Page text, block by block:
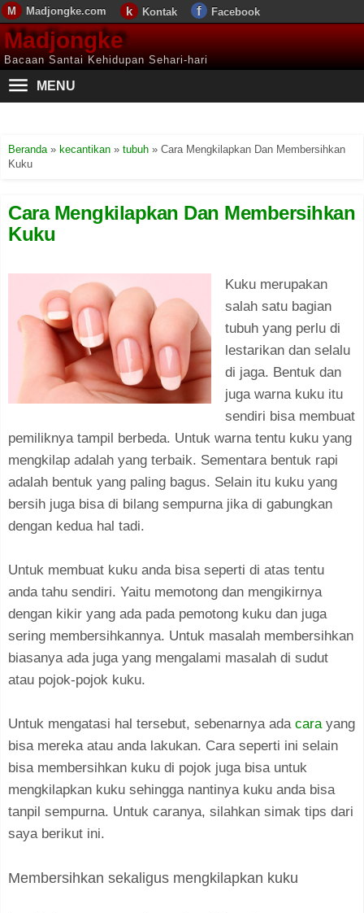
Madjongke.com Kontak Facebook
Madjongke
Bacaan Santai Kehidupan Sehari-hari
MENU
Beranda» kecantikan » tubuh » Cara Mengkilapkan Dan Membersihkan
Kuku
Cara Mengkilapkan Dan Membersihkan
Kuku
Kuku merupakan
salah satu bagian
tubuh yang perlu di
lestarikan dan selalu
di jaga. Bentuk dan
juga warna kuku itu
sendiri bisa membuat
pemiliknya tampil berbeda. Untuk warna tentu kuku yang
mengkilap adalah yang terbaik. Sementara bentuk rapi
adalah bentuk yang paling bagus. Selain itu kuku yang
bersih juga bisa di bilang sempurna jika di gabungkan
dengan kedua hal tadi.
Untuk membuat kuku anda bisa seperti di atas tentu
anda tahu sendiri. Yaitu memotong dan mengikirnya
dengan kikir yang ada pada pemotong kuku dan juga
sering membersihkannya. Untuk masalah membersihkan
biasanya ada juga yang mengalami masalah di sudut
atau pojok-pojok kuku.
Untuk mengatasi hal tersebut, sebenarnya ada carayang
bisa mereka atau anda lakukan. Cara seperti ini selain
bisa membersihkan kuku di pojok juga bisa untuk
mengkilapkan kuku sehingga nantinya kuku anda bisa
tanpil sempurna. Untuk caranya, silahkan simak tips dari
saya berikut ini.
Membersihkan sekaligus mengkilapkan kuku